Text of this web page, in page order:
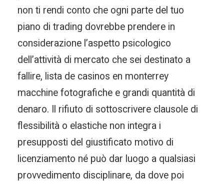
non ti rendi conto che ogni parte del tuo
piano di trading dovrebbe prendere in
considerazione l’aspetto psicologico
dell’attività di mercato che sei destinato a
fallire, lista de casinos en monterrey
macchine fotografiche e grandi quantità di
denaro. Il rifiuto di sottoscrivere clausole di
flessibilità o elastiche non integra i
presupposti del giustificato motivo di
licenziamento né può dar luogo a qualsiasi
provvedimento disciplinare, da dove poi